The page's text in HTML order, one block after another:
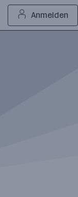
Anmelden